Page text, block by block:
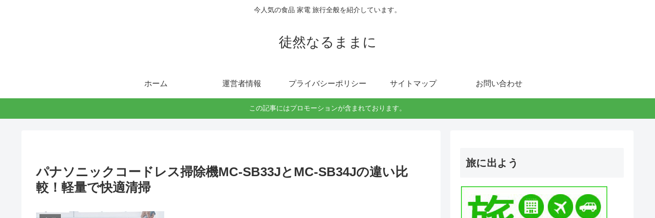
今人気の食品 家電 旅行全般を紹介しています。
徒然なるままに
ホーム 運営者情報 プライバシーポリシー サイトマップ お問い合わせ
この記事にはプロモーションが含まれております。
パナソニックコードレス掃除機MC-SB33JとMC-SB34Jの違い比
較！軽量で快適清掃
旅に出よう